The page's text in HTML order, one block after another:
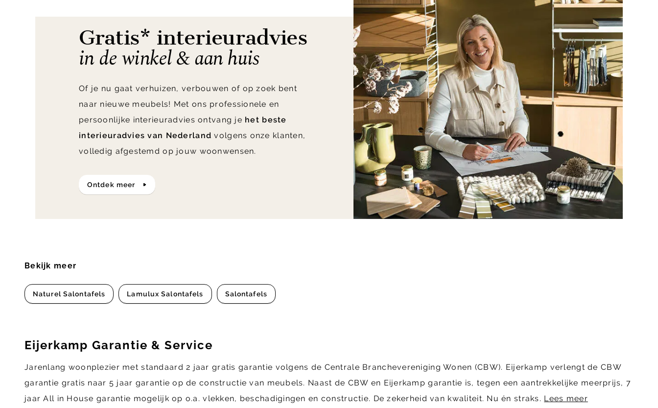
Gratis* interieuradvies
in de winkel & aan huis
Of je nu gaat verhuizen, verbouwen of op zoek bent
naar nieuwe meubels! Met ons professionele en
persoonlijke interieuradvies ontvang je het beste
interieuradvies van Nederland volgens onze klanten,
volledig afgestemd op jouw woonwensen.
ontdek meer
Bekijk meer
Naturel Salontafels Lamulux Salontafels Salontafels
Eijerkamp Garantie & Service
Jarenlang woonplezier met standaard 2 jaar gratis garantie volgens de Centrale Branchevereniging Wonen (CBW). Eijerkamp verlengt de CBW
garantie gratis naar 5 jaar garantie op de constructie van meubels. Naast de CBW en Eijerkamp garantie is, tegen een aantrekkelijke meerprijs, 7
jaar All in House garantie mogelijk op o.a. vlekken, beschadigingen en constructie. De zekerheid van kwaliteit. Nu én straks. Lees meer